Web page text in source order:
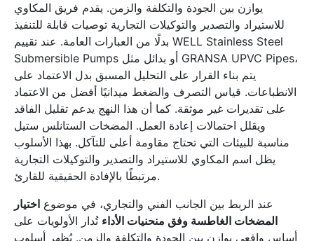
يوازن بين الجودة والتكلفة والزمن. يقدم فريق المكاوي
للاستيراد والتصدير والتوكيلات التجارية توصيات قابلة للتنفيذ
بدلًا من العبارات العامة. عند تقييم WELL Stainless Steel
Submersible Pumps أو بدائل مثل GRANSA UPVC Pipes،
يتم بناء القرار على التحليل المسبق بدل الاعتماد على
الانطباعات. قياس التصرف والضغط ميدانيًا أفضل من الاعتماد
على تقديرات غير موثقة. كما أن هذا النهج يدعم تقليل الفاقد
ويقلل احتمالات إعادة العمل. المضخات الستانلس ستيل
مناسبة للبيئات التي تحتاج مقاومة أعلى للتآكل. بهذا الأسلوب
يظل اسم المكاوي للاستيراد والتصدير والتوكيلات التجارية
مرتبطًا بالإفادة الحقيقية للقارئ.
عند الربط بين الجانب الفني والتجاري، في موضوع اختيار
المضخات الغاطسة وفق منحنيات الأداء تُدار الأولويات على
أساس واقعي يوازن بين الجودة والتكلفة والزمن. يُظهر أسلوب